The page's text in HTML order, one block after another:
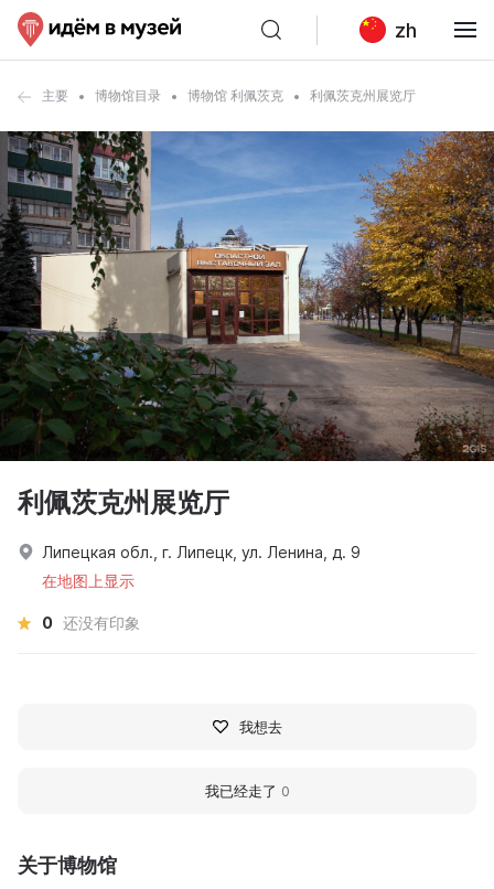
zh
主要 博物馆目录 博物馆 利佩茨克 利佩茨克州展览厅
关于博物馆
利佩茨克州展览厅
Липецкая обл., г. Липецк, ул. Ленина, д. 9
在地图上显示
0 还没有印象
我想去
我已经走了 0